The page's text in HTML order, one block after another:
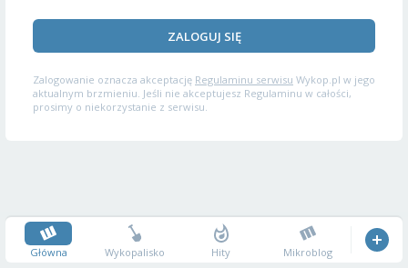
ZALOGUJ SIĘ
Zalogowanie oznacza akceptację Regulaminu serwisu Wykop.pl w jego
aktualnym brzmieniu. Jeśli nie akceptujesz Regulaminu w całości,
prosimy o niekorzystanie z serwisu.
Główna Wykopalisko Hity Mikroblog